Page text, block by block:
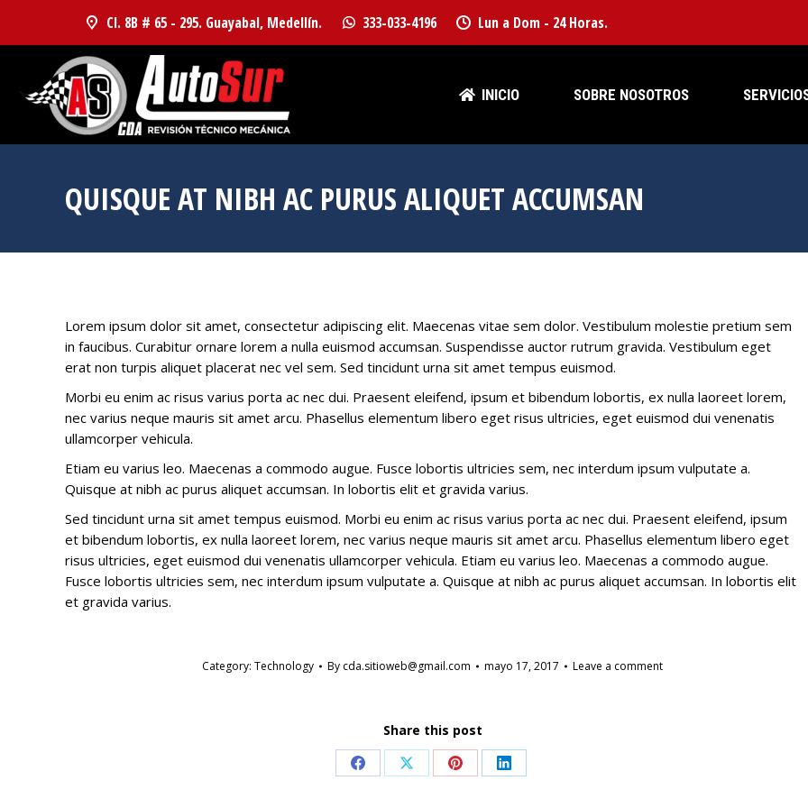
Cl. 8B # 65 - 295. Guayabal, Medellín. 333-033-4196 Lun a Dom - 24 Horas.
INICIO SOBRE NOSOTROS
QUISQUE AT NIBH AC PURUS ALIQUET ACCUMSAN
Lorem ipsum dolor sit amet, consectetur adipiscing elit. Maecenas vitae sem dolor. Vestibulum molestie pretium sem
in faucibus. Curabitur ornare lorem a nulla euismod accumsan. Suspendisse auctor rutrum gravida. Vestibulum eget
erat non turpis aliquet placerat nec vel sem. Sed tincidunt urna sit amet tempus euismod.
Morbi eu enim ac risus varius porta ac nec dui. Praesent eleifend, ipsum et bibendum lobortis, ex nulla laoreet lorem,
nec varius neque mauris sit amet arcu. Phasellus elementum libero eget risus ultricies, eget euismod dui venenatis
ullamcorper vehicula.
Etiam eu varius leo. Maecenas a commodo augue. Fusce lobortis ultricies sem, nec interdum ipsum vulputate a.
Quisque at nibh ac purus aliquet accumsan. In lobortis elit et gravida varius.
Sed tincidunt urna sit amet tempus euismod. Morbi eu enim ac risus varius porta ac nec dui. Praesent eleifend, ipsum
et bibendum lobortis, ex nulla laoreet lorem, nec varius neque mauris sit amet arcu. Phasellus elementum libero eget
risus ultricies, eget euismod dui venenatis ullamcorper vehicula. Etiam eu varius leo. Maecenas a commodo augue.
Fusce lobortis ultricies sem, nec interdum ipsum vulputate a. Quisque at nibh ac purus aliquet accumsan. In lobortis elit
et gravida varius.
Category: Technology By cda.sitioweb@gmail.com mayo 17, 2017 Leave a comment
Share this post
Share Share Share Share
INICIO SOBRE NOSOTROS